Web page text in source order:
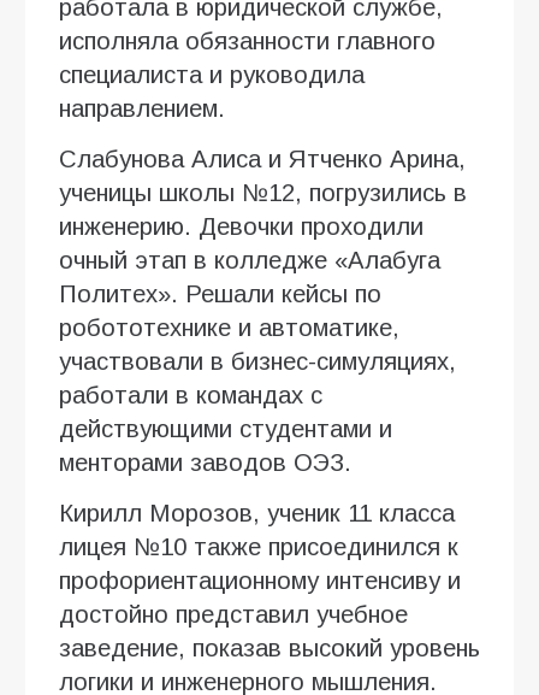
работала в юридической службе,
исполняла обязанности главного
специалиста и руководила
направлением.
Слабунова Алиса и Ятченко Арина,
ученицы школы №12, погрузились в
инженерию. Девочки проходили
очный этап в колледже «Алабуга
Политех». Решали кейсы по
робототехнике и автоматике,
участвовали в бизнес-симуляциях,
работали в командах с
действующими студентами и
менторами заводов ОЭЗ.
Кирилл Морозов, ученик 11 класса
лицея №10 также присоединился к
профориентационному интенсиву и
достойно представил учебное
заведение, показав высокий уровень
логики и инженерного мышления.